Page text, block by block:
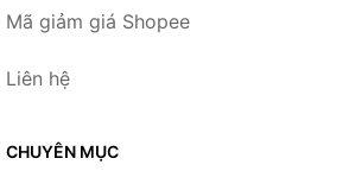
Mã giảm giá Shopee
Liên hệ
CHUYÊN MỤC